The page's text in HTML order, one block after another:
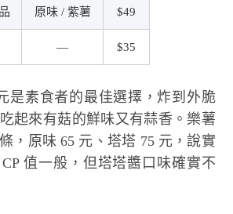
原味 / 紫薯 $49
— $35
是素食者的最佳選擇，炸到外脆
起來有菇的鮮味又有蒜香。樂薯
，原味 65 元、塔塔 75 元，說實
值一般，但塔塔醬口味確實不